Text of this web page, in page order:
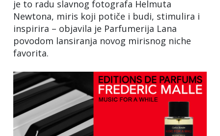
je to radu slavnog fotografa Helmuta
Newtona, miris koji potiče i budi, stimulira i
inspirira – objavila je Parfumerija Lana
povodom lansiranja novog mirisnog niche
favorita.